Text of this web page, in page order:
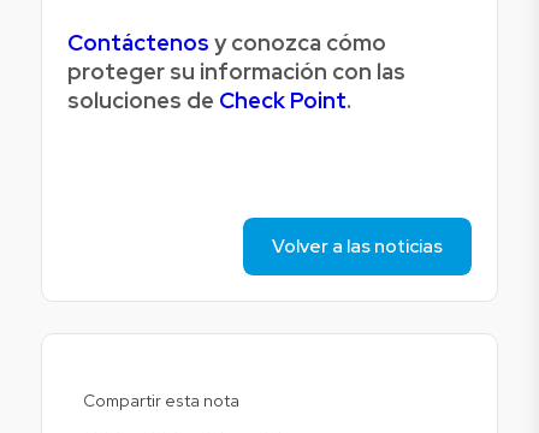
Contáctenos y conozca cómo
proteger su información con las
soluciones de Check Point.
Volver a las noticias
Compartir esta nota